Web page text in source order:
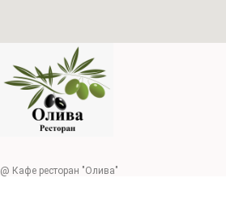
@ Кафе ресторан "Олива"